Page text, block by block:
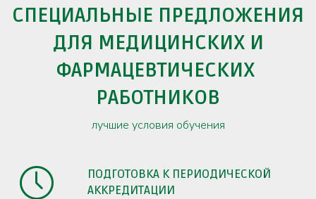
СПЕЦИАЛЬНЫЕ ПРЕДЛОЖЕНИЯ
ДЛЯ МЕДИЦИНСКИХ И
ФАРМАЦЕВТИЧЕСКИХ
РАБОТНИКОВ
лучшие условия обучения
ПОДГОТОВКА К ПЕРИОДИЧЕСКОЙ
АККРЕДИТАЦИИ